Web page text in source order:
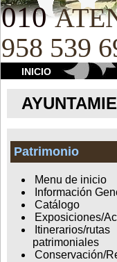
010
958 539
INICIO
Patrimonio
Menu de inicio
Información
Catálogo
Exposiciones/
Itinerarios/rutas
patrimoniales
Conservación/